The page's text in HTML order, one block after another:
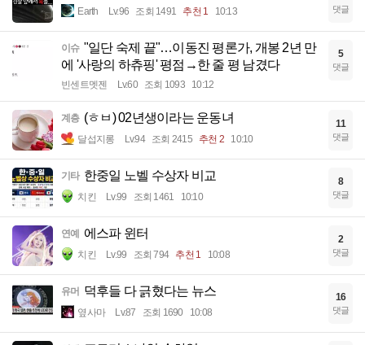
Earth Lv.96 조회 1491 추천 1 10:13 댓글
이슈 "일단 숙제 끝"…이동진 평론가, 개봉 2년 만
에 '사랑의 하츄핑' 평점→한 줄 평 남겼다
빈센트멧젠 Lv.60 조회 1093 10:12
5
댓글
계층 (ㅎㅂ) 02년생이라는 운동녀
달섭지롱 Lv.94 조회 2415 추천 2 10:10
11
댓글
기타 한중일 노벨 수상자 비교
치킨 Lv.99 조회 1461 10:10
8
댓글
연예 에스파 윈터
치킨 Lv.99 조회 794 추천 1 10:08
2
댓글
유머 덕후들 다 긁혔다는 뉴스
옆사마 Lv.87 조회 1690 10:08
16
댓글